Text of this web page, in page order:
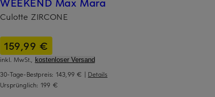
Culotte ZIRCONE
159,99 €
inkl. MwSt., kostenloser Versand
30-Tage-Bestpreis: 143,99 € | Details
Ursprünglich: 199 €